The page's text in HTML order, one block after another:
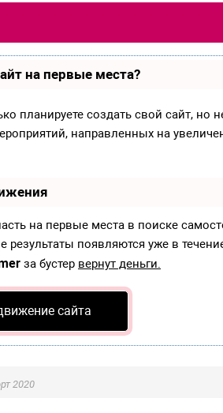
на первые места?
планируете создать свой сайт, но
направленных на
на первые места в поиске
результаты появляются уже в
за бустер вернут деньги.
сайта
2020